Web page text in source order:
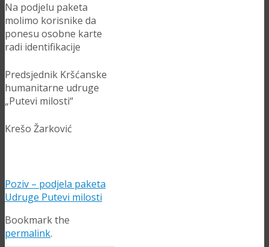
Na podjelu paketa
molimo korisnike da
ponesu osobne karte
radi identifikacije
Predsjednik Kršćanske
humanitarne udruge
„Putevi milosti“
Krešo Žarković
Poziv – podjela paketa
Udruge Putevi milosti
Bookmark the
permalink.